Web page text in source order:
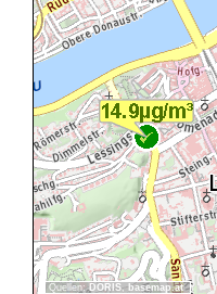
Quellen:DORIS, basemap.at